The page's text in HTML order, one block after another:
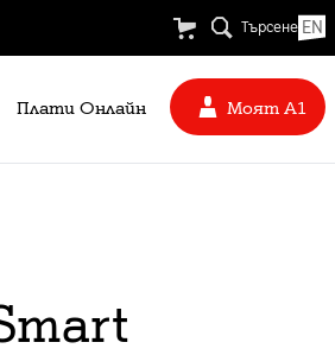
Търсене EN
Плати Oнлайн Моят А1